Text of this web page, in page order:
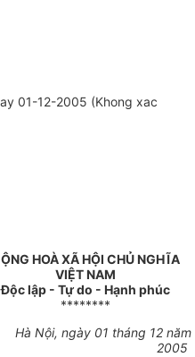
01-12-2005 (Khong xac
HOÀ XÃ HỘI CHỦ NGHĨA
VIỆT NAM
Độc lập - Tự do - Hạnh phúc
********
Hà Nội, ngày 01 tháng 12 năm
2005